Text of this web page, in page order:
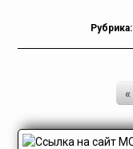
Рубрика:
«